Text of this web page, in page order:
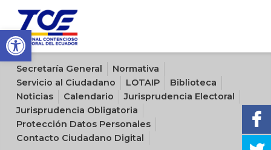
Open toolbar
Sitio oficial del Tribunal Contencioso Electoral del Ecuador
Secretaría General
Normativa
Servicio al Ciudadano
LOTAIP
Biblioteca
Noticias
Calendario
Jurisprudencia Electoral
Jurisprudencia Obligatoria
Protección Datos Personales
Contacto Ciudadano Digital